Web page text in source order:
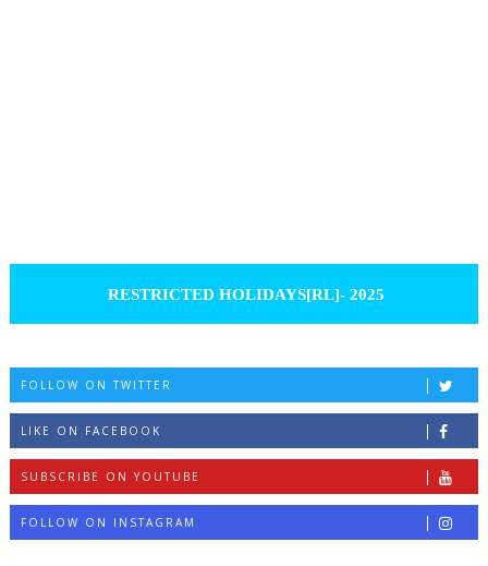
RESTRICTED HOLIDAYS[RL]- 2025
FOLLOW ON TWITTER
LIKE ON FACEBOOK
SUBSCRIBE ON YOUTUBE
FOLLOW ON INSTAGRAM